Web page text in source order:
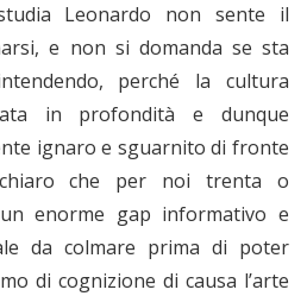
Leonardo non sente il
e non si domanda se sta
perché la cultura
in profondità e dunque
ignaro e sguarnito di fronte
che per noi trenta o
un enorme gap informativo e
da colmare prima di poter
di cognizione di causa l’arte